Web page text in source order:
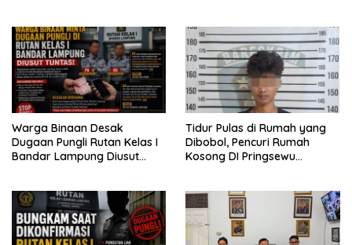
Warga Binaan Desak
Dugaan Pungli Rutan Kelas I
Bandar Lampung Diusut
Tidur Pulas di Rumah yang
Dibobol, Pencuri Rumah
Kosong DI Pringsewu